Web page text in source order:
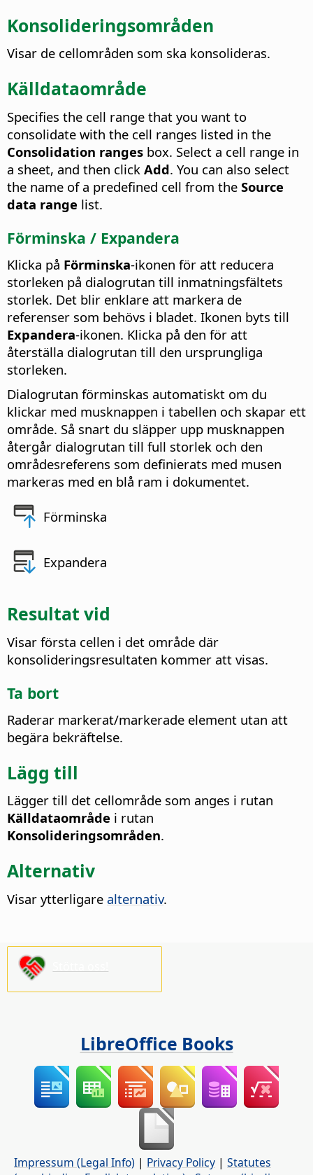
Konsolideringsområden
Visar de cellområden som ska konsolideras.
Källdataområde
Specifies the cell range that you want to
consolidate with the cell ranges listed in the
Consolidation ranges box. Select a cell range in
a sheet, and then click Add. You can also select
the name of a predefined cell from the Source
data range list.
Förminska / Expandera
Klicka på Förminska-ikonen för att reducera
storleken på dialogrutan till inmatningsfältets
storlek. Det blir enklare att markera de
referenser som behövs i bladet. Ikonen byts till
Expandera-ikonen. Klicka på den för att
återställa dialogrutan till den ursprungliga
storleken.
Dialogrutan förminskas automatiskt om du
klickar med musknappen i tabellen och skapar ett
område. Så snart du släpper upp musknappen
återgår dialogrutan till full storlek och den
områdesreferens som definierats med musen
markeras med en blå ram i dokumentet.
Förminska
Expandera
Resultat vid
Visar första cellen i det område där
konsolideringsresultaten kommer att visas.
Ta bort
Raderar markerat/markerade element utan att
begära bekräftelse.
Lägg till
Lägger till det cellområde som anges i rutan
Källdataområde i rutan
Konsolideringsområden.
Alternativ
Visar ytterligare alternativ.
LibreOffice Books
Impressum (Legal Info) | Privacy Policy | Statutes